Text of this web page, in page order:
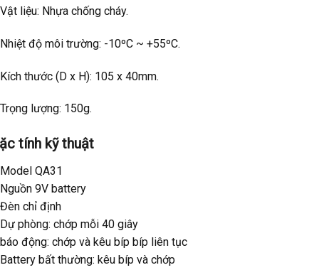
liệu: Nhựa chống cháy.
độ môi trường: -10ºC ~ +55ºC.
thước (D x H): 105 x 40mm.
lượng: 150g.
tính kỹ thuật
QA31
9V battery
chỉ định
phòng: chớp mỗi 40 giây
động: chớp và kêu bíp bíp liên tục
bất thường: kêu bíp và chớp